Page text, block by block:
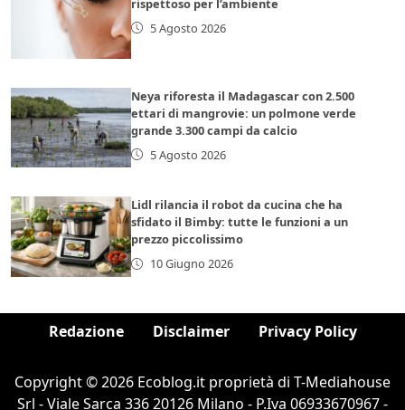
rispettoso per l’ambiente
5 Agosto 2026
Neya riforesta il Madagascar con 2.500
ettari di mangrovie: un polmone verde
grande 3.300 campi da calcio
5 Agosto 2026
Lidl rilancia il robot da cucina che ha
sfidato il Bimby: tutte le funzioni a un
prezzo piccolissimo
10 Giugno 2026
Redazione Disclaimer Privacy Policy
Copyright © 2026 Ecoblog.it proprietà di T-Mediahouse
Srl - Viale Sarca 336 20126 Milano - P.Iva 06933670967 -